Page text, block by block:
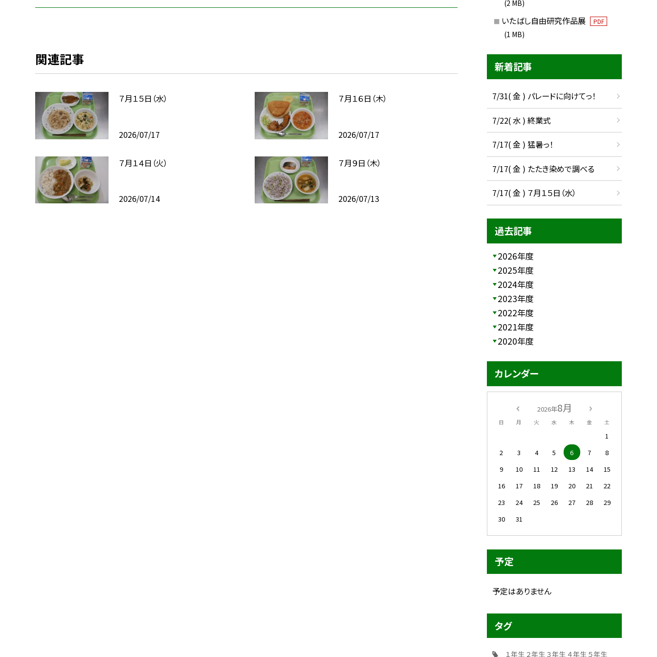
関連記事
７月１５日（水）
2026/07/17
７月１６日（木）
2026/07/17
７月１４日（火）
2026/07/14
７月９日（木）
2026/07/13
(2 MB)
いたばし自由研究作品展 PDF
(1 MB)
新着記事
7/31( 金 ) パレードに向けてっ！
7/22( 水 ) 終業式
7/17( 金 ) 猛暑っ！
7/17( 金 ) たたき染めで調べる
7/17( 金 ) ７月１５日（水）
過去記事
2026年度
2025年度
2024年度
2023年度
2022年度
2021年度
2020年度
カレンダー
2026年8月
日 月 火 水 木 金 土
1
2
3 4 5 6 7
8
9
10 11 12 13 14
15
16
17 18 19 20 21
22
23
24 25 26 27 28
29
30
31
予定
予定はありません
タグ
１年生 ２年生 ３年生 ４年生 ５年生